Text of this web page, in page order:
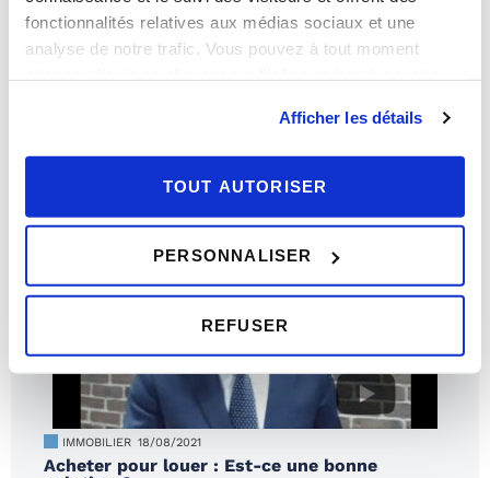
fonctionnalités relatives aux médias sociaux et une
analyse de notre trafic. Vous pouvez à tout moment
Afficher les détails
TOUT AUTORISER
PERSONNALISER
REFUSER
Le logement idéal des français en 2022
IMMOBILIER 18/08/2021
Acheter pour louer : Est-ce une bonne